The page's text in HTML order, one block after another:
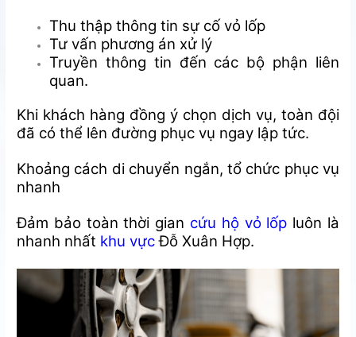
Thu thập thông tin sự cố vỏ lốp
Tư vấn phương án xử lý
Truyền thông tin đến các bộ phận liên
quan.
Khi khách hàng đồng ý chọn dịch vụ, toàn đội
đã có thể lên đường phục vụ ngay lập tức.
Khoảng cách di chuyển ngắn, tổ chức phục vụ
nhanh
Đảm bảo toàn thời gian cứu hộ vỏ lốp luôn là
nhanh nhất khu vực Đỗ Xuân Hợp.